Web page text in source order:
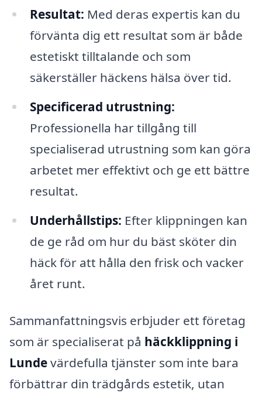
Resultat: Med deras expertis kan du
förvänta dig ett resultat som är både
estetiskt tilltalande och som
säkerställer häckens hälsa över tid.
Specificerad utrustning:
Professionella har tillgång till
specialiserad utrustning som kan göra
arbetet mer effektivt och ge ett bättre
resultat.
Underhållstips: Efter klippningen kan
de ge råd om hur du bäst sköter din
häck för att hålla den frisk och vacker
året runt.
Sammanfattningsvis erbjuder ett företag
som är specialiserat på häckklippning i
Lundevärdefulla tjänster som inte bara
förbättrar din trädgårds estetik, utan